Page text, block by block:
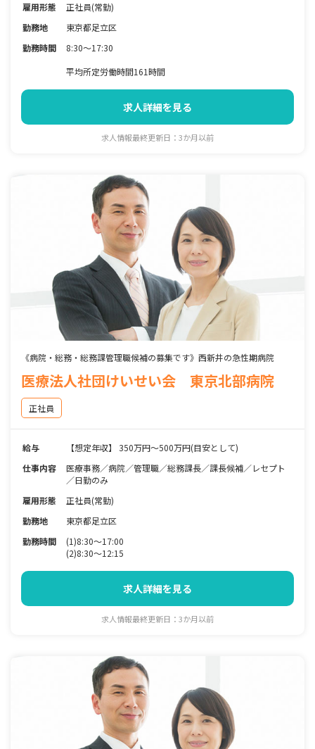
雇用形態
正社員(常勤)
勤務地
東京都足立区
勤務時間
8:30～17:30
平均所定労働時間161時間
求人詳細を見る
求人情報最終更新日：3か月以前
《病院・総務・総務課管理職候補の募集です》西新井の急性期病院
医療法人社団けいせい会 東京北部病院
正社員
給与
【想定年収】 350万円～500万円(目安として)
仕事内容
医療事務／病院／管理職／総務課長／課長候補／レセプト
／日勤のみ
雇用形態
正社員(常勤)
勤務地
東京都足立区
勤務時間
(1)8:30～17:00
(2)8:30～12:15
求人詳細を見る
求人情報最終更新日：3か月以前